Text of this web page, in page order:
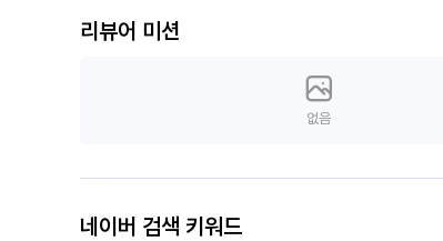
리뷰어 미션
없음
네이버 검색 키워드